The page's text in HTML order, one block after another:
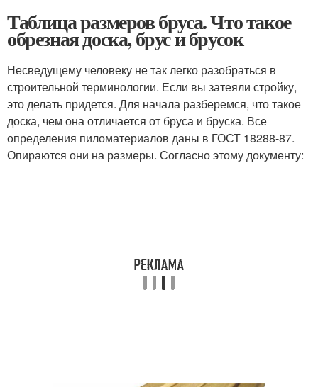
Таблица размеров бруса. Что такое
обрезная доска, брус и брусок
Несведущему человеку не так легко разобраться в
строительной терминологии. Если вы затеяли стройку,
это делать придется. Для начала разберемся, что такое
доска, чем она отличается от бруса и бруска. Все
определения пиломатериалов даны в ГОСТ 18288-87.
Опираются они на размеры. Согласно этому документу: